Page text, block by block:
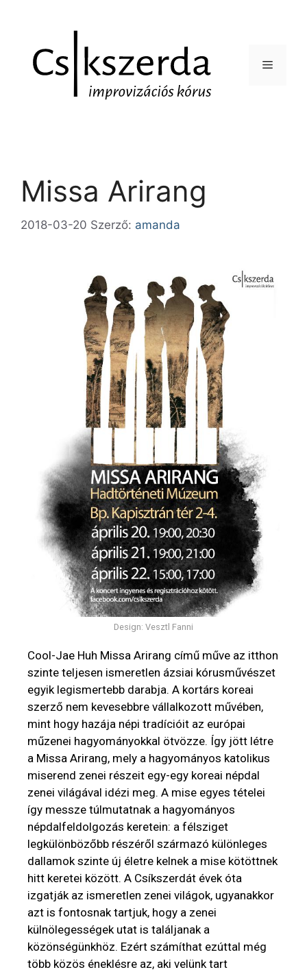
Missa Arirang
2018-03-20 Szerző: amanda
Design: Vesztl Fanni
Cool-Jae Huh Missa Arirang című műve az itthon
szinte teljesen ismeretlen ázsiai kórusművészet
egyik legismertebb darabja. A kortárs koreai
szerző nem kevesebbre vállalkozott művében,
mint hogy hazája népi tradícióit az európai
műzenei hagyományokkal ötvözze. Így jött létre
a Missa Arirang, mely a hagyományos katolikus
miserend zenei részeit egy-egy koreai népdal
zenei világával idézi meg. A mise egyes tételei
így messze túlmutatnak a hagyományos
népdalfeldolgozás keretein: a félsziget
legkülönbözőbb részéről származó különleges
dallamok szinte új életre kelnek a mise kötöttnek
hitt keretei között. A Csíkszerdát évek óta
izgatják az ismeretlen zenei világok, ugyanakkor
azt is fontosnak tartjuk, hogy a zenei
külnölegességek utat is találjanak a
közönségünkhöz. Ezért számíthat ezúttal még
több közös éneklésre az, aki velünk tart